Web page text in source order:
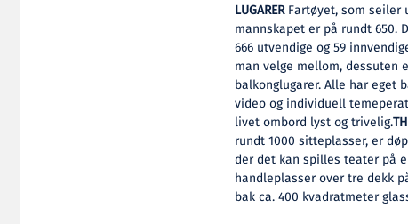
LUGARERFartøyet, som seiler
mannskapet er på rundt 650.
666 utvendige og 59
man velge mellom, dessuten
balkonglugarer. Alle har eget
video og individuell
livet ombord lyst og trivelig.
rundt 1000 sitteplasser, er
der det kan spilles teater på
handleplasser over tre dekk
bak ca. 400 kvadratmeter